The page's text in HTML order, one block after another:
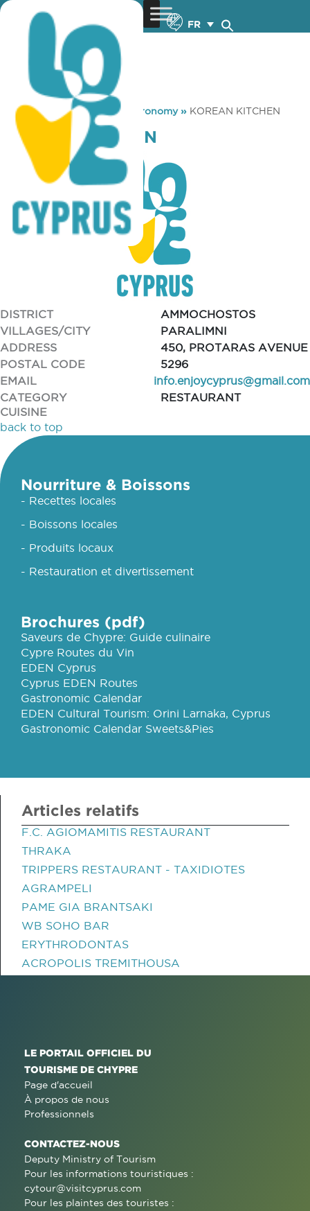
FR
You are here: Home »Gastronomy» KOREAN KITCHEN
KOREAN KITCHEN
DISTRICT
AMMOCHOSTOS
VILLAGES/CITY
PARALIMNI
ADDRESS
450, PROTARAS AVENUE
POSTAL CODE
5296
EMAIL
info.enjoycyprus@gmail.com
CATEGORY
RESTAURANT
CUISINE
back to top
Nourriture & Boissons
- Recettes locales
- Boissons locales
- Produits locaux
- Restauration et divertissement
Brochures (pdf)
Saveurs de Chypre: Guide culinaire
Cypre Routes du Vin
EDEN Cyprus
Cyprus EDEN Routes
Gastronomic Calendar
EDEN Cultural Tourism: Orini Larnaka, Cyprus
Gastronomic Calendar Sweets&Pies
Articles relatifs
F.C. AGIOMAMITIS RESTAURANT
THRAKA
TRIPPERS RESTAURANT - TAXIDIOTES
AGRAMPELI
PAME GIA BRANTSAKI
WB SOHO BAR
ERYTHRODONTAS
ACROPOLIS TREMITHOUSA
LE PORTAIL OFFICIEL DU
TOURISME DE CHYPRE
Page d'accueil
À propos de nous
Professionnels
CONTACTEZ-NOUS
Deputy Ministry of Tourism
Pour les informations touristiques :
cytour@visitcyprus.com
Pour les plaintes des touristes :